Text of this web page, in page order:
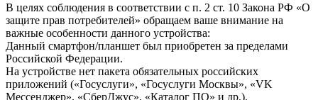
В целях соблюдения в соответствии с п. 2 ст. 10 Закона РФ «О
защите прав потребителей» обращаем ваше внимание на
важные особенности данного устройства:
Данный смартфон/планшет был приобретен за пределами
Российской Федерации.
На устройстве нет пакета обязательных российских
приложений («Госуслуги», «Госуслуги Москвы», «VK
Мессенджер», «СберДжус», «Каталог ПО» и др.).